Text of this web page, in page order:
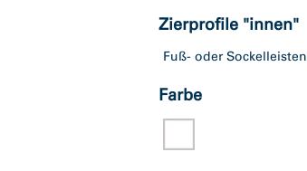
Zierprofile "innen"
Fuß- oder Sockelleisten
Farbe